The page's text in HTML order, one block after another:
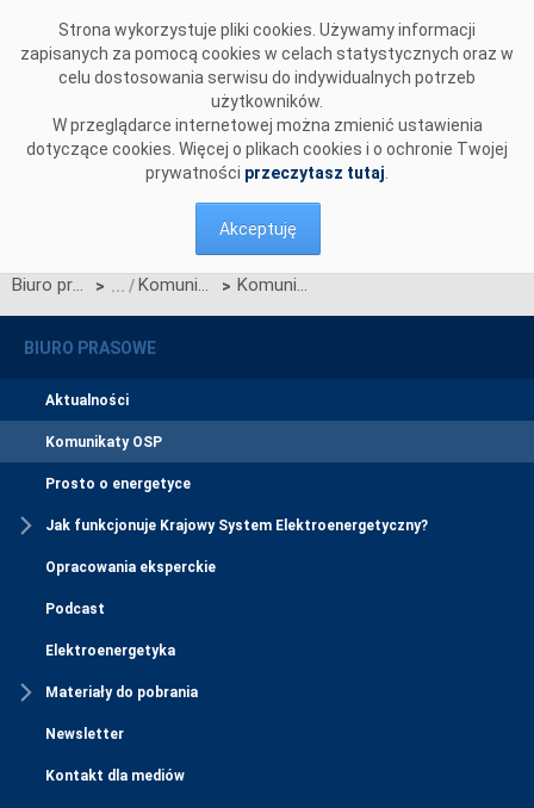
Strona wykorzystuje pliki cookies. Używamy informacji
zapisanych za pomocą cookies w celach statystycznych oraz w
celu dostosowania serwisu do indywidualnych potrzeb
użytkowników.
W przeglądarce internetowej można zmienić ustawienia
dotyczące cookies. Więcej o plikach cookies i o ochronie Twojej
prywatności przeczytasz tutaj
Akceptuję
Biuro prasowe > Komunikaty OSP > Komunikat dotyczący prawa do rekompensaty za redysponowanie nierynkowe instalacji fotowoltaicznych w dniach 5, 6, 7, 8 i 9 czerwca 2025 r.
BIURO PRASOWE
Aktualności
Komunikaty OSP
Prosto o energetyce
Jak funkcjonuje Krajowy System Elektroenergetyczny?
Opracowania eksperckie
Podcast
Elektroenergetyka
Materiały do pobrania
Newsletter
Kontakt dla mediów